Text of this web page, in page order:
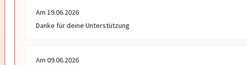
Am 19.06.2026
Danke für deine Unterstützung
Am 09.06.2026